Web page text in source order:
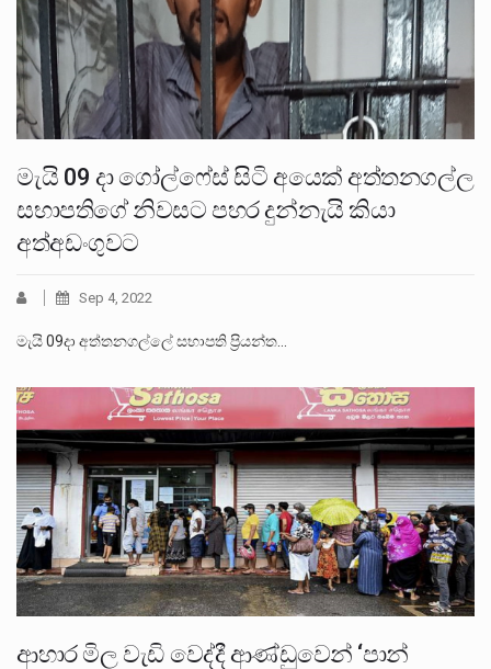
මැයි 09 දා ගෝල්ෆේස් සිටි අයෙක් අත්තනගල්ල
සභාපතිගේ නිවසට පහර දුන්නැයි කියා
අත්අඩංගුවට
Sep 4, 2022
මැයි 09දා අත්තනගල්ලේ සභාපති ප්‍රියන්ත…
ආහාර මිල වැඩි වෙද්දී ආණ්ඩුවෙන් ‘පාන්